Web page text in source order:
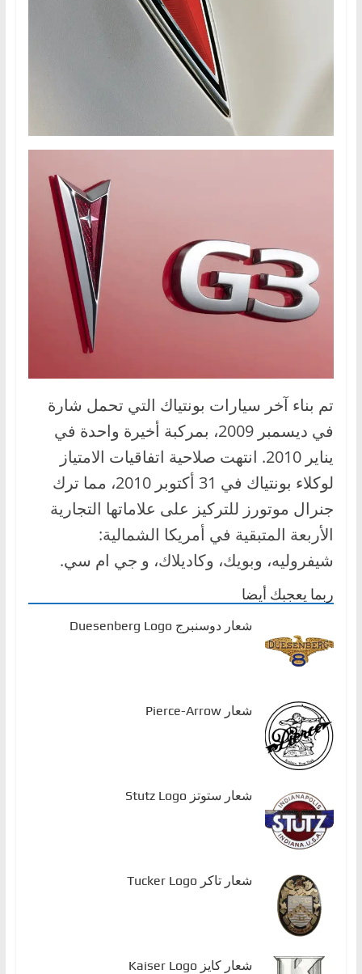
تم بناء آخر سيارات بونتياك التي تحمل شارة
في ديسمبر 2009، بمركبة أخيرة واحدة في
يناير 2010. انتهت صلاحية اتفاقيات الامتياز
لوكلاء بونتياك في 31 أكتوبر 2010، مما ترك
جنرال موتورز للتركيز على علاماتها التجارية
الأربعة المتبقية في أمريكا الشمالية:
شيفروليه، وبويك، وكاديلاك، و جي ام سي.
ربما يعجبك أيضا
شعار دوسنبرج Duesenberg Logo
شعار Pierce-Arrow
شعار ستوتز Stutz Logo
شعار تاكر Tucker Logo
شعار كايز Kaiser Logo